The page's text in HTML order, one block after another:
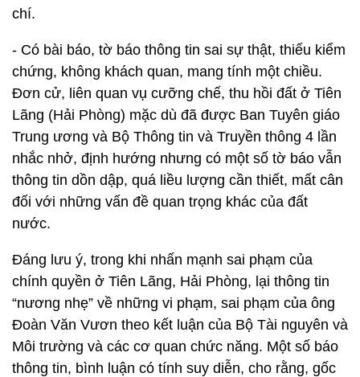
chí.
- Có bài báo, tờ báo thông tin sai sự thật, thiếu kiểm
chứng, không khách quan, mang tính một chiều.
Đơn cử, liên quan vụ cưỡng chế, thu hồi đất ở Tiên
Lãng (Hải Phòng) mặc dù đã được Ban Tuyên giáo
Trung ương và Bộ Thông tin và Truyền thông 4 lần
nhắc nhở, định hướng nhưng có một số tờ báo vẫn
thông tin dồn dập, quá liều lượng cần thiết, mất cân
đối với những vấn đề quan trọng khác của đất
nước.
Đáng lưu ý, trong khi nhấn mạnh sai phạm của
chính quyền ở Tiên Lãng, Hải Phòng, lại thông tin
“nương nhẹ” về những vi phạm, sai phạm của ông
Đoàn Văn Vươn theo kết luận của Bộ Tài nguyên và
Môi trường và các cơ quan chức năng. Một số báo
thông tin, bình luận có tính suy diễn, cho rằng, gốc